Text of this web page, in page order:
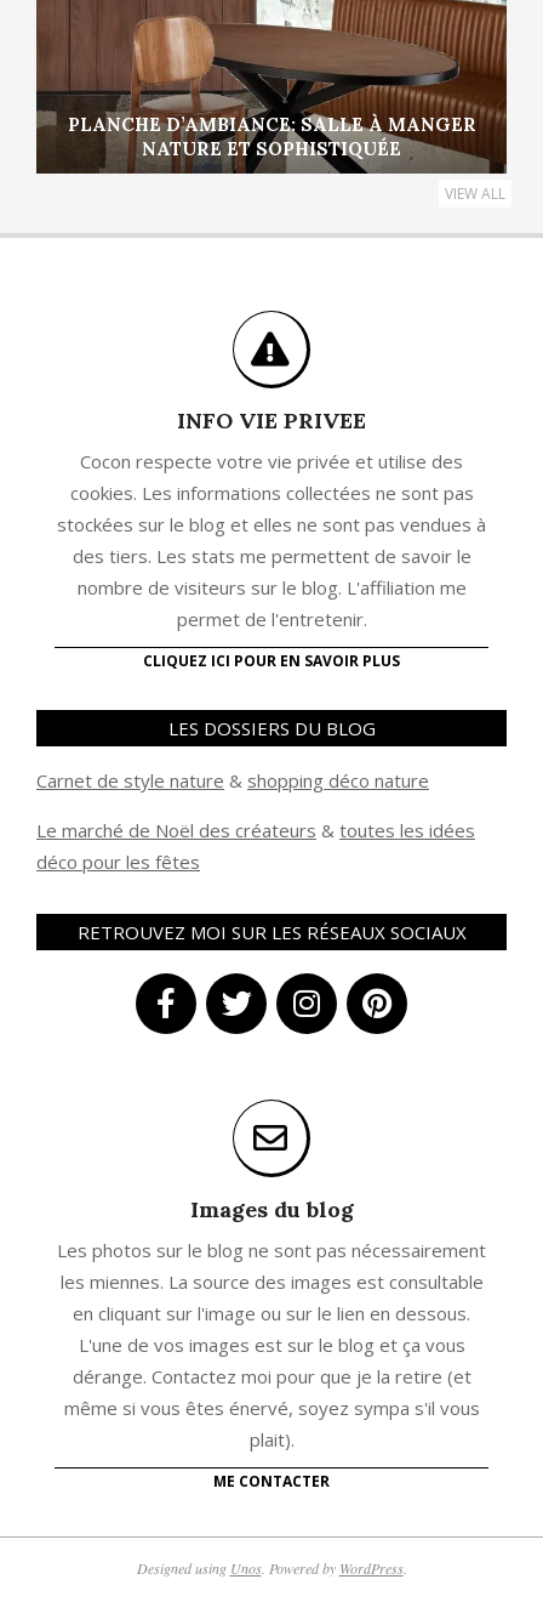
PLANCHE D’AMBIANCE: SALLE À MANGER
NATURE ET SOPHISTIQUÉE
VIEW ALL
INFO VIE PRIVEE
Cocon respecte votre vie privée et utilise des
cookies. Les informations collectées ne sont pas
stockées sur le blog et elles ne sont pas vendues à
des tiers. Les stats me permettent de savoir le
nombre de visiteurs sur le blog. L'affiliation me
permet de l'entretenir.
CLIQUEZ ICI POUR EN SAVOIR PLUS
LES DOSSIERS DU BLOG
Carnet de style nature & shopping déco nature
Le marché de Noël des créateurs & toutes les idées
déco pour les fêtes
RETROUVEZ MOI SUR LES RÉSEAUX SOCIAUX
Images du blog
Les photos sur le blog ne sont pas nécessairement
les miennes. La source des images est consultable
en cliquant sur l'image ou sur le lien en dessous.
L'une de vos images est sur le blog et ça vous
dérange. Contactez moi pour que je la retire (et
même si vous êtes énervé, soyez sympa s'il vous
plait).
ME CONTACTER
Designed using Unos. Powered by WordPress.